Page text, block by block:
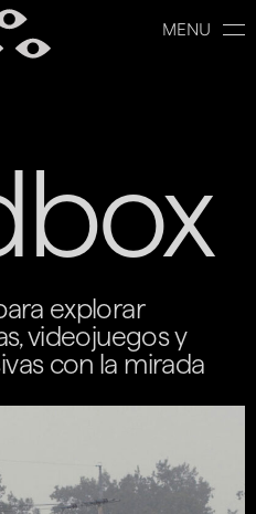
explorar
videojuegos y
con la mirada